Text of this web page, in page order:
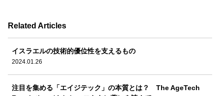
Related Articles
イスラエルの技術的優位性を支えるもの
2024.01.26
注目を集める「エイジテック」の本質とは？ The AgeTech